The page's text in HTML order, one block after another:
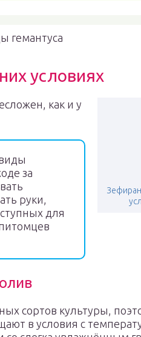
гемантуса
условиях
как и у
за
руки,
для
сортов культуры,
в условия с